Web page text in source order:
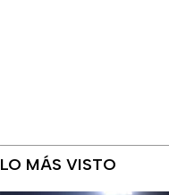
LO MÁS VISTO